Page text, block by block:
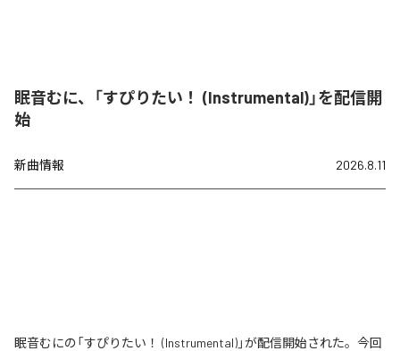
眠音むに、「すぴりたい！ (Instrumental)」を配信開
始
新曲情報 2026.8.11
眠音むにの「すぴりたい！ (Instrumental)」が配信開始された。今回